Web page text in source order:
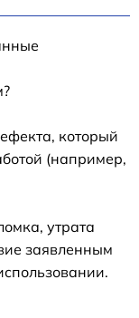
который
(например,
утрата
заявленным